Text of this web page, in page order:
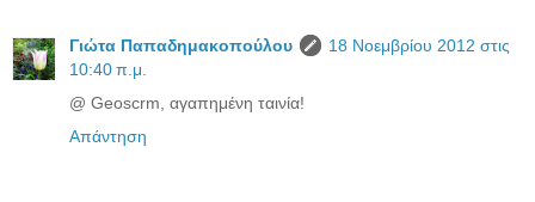
Γιώτα Παπαδημακοπούλου
18 Νοεμβρίου 2012 στις
10:40 π.μ.
@ Geoscrm, αγαπημένη ταινία!
Απάντηση